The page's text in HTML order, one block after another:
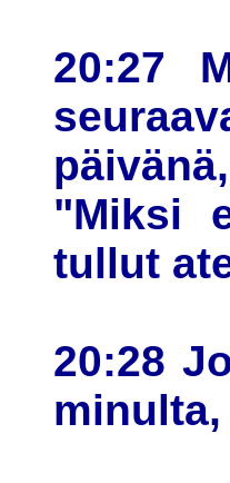
20:27
"Miksi
tullut
20:28